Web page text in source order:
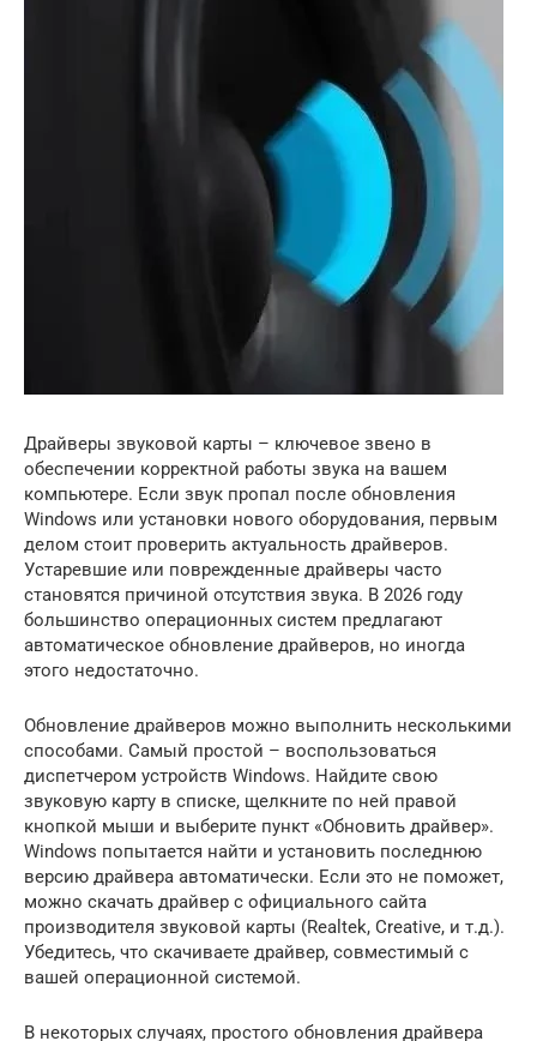
Драйверы звуковой карты – ключевое звено в
обеспечении корректной работы звука на вашем
компьютере. Если звук пропал после обновления
Windows или установки нового оборудования, первым
делом стоит проверить актуальность драйверов.
Устаревшие или поврежденные драйверы часто
становятся причиной отсутствия звука. В 2026 году
большинство операционных систем предлагают
автоматическое обновление драйверов, но иногда
этого недостаточно.
Обновление драйверов можно выполнить несколькими
способами. Самый простой – воспользоваться
диспетчером устройств Windows. Найдите свою
звуковую карту в списке, щелкните по ней правой
кнопкой мыши и выберите пункт «Обновить драйвер».
Windows попытается найти и установить последнюю
версию драйвера автоматически. Если это не поможет,
можно скачать драйвер с официального сайта
производителя звуковой карты (Realtek, Creative, и т.д.).
Убедитесь, что скачиваете драйвер, совместимый с
вашей операционной системой.
В некоторых случаях, простого обновления драйвера